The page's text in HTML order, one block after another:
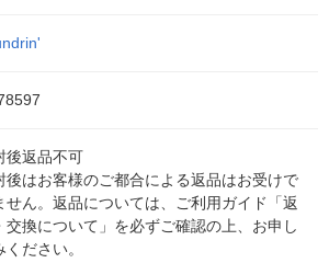
後返品不可
後はお客様のご都合による返品はお受けで
せん。返品については、ご利用ガイド「返
交換について」を必ずご確認の上、お申し
ください。